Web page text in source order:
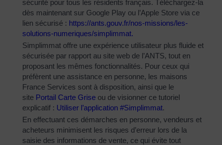
sécurité pour tous les résidents français. Téléchargez-la
dès maintenant sur Google Play ou l’Apple Store via ce
lien sécurisé : https://ants.gouv.fr/nos-missions/les-
solutions-numeriques/simplimmat.
Simplimmat offre une expérience utilisateur plus fluide et
sécurisée par rapport au site web de l’ANTS, tout en
proposant les mêmes fonctionnalités. Pour ceux qui
préfèrent une assistance en personne, les maisons
France Services sont à disposition, ainsi que le
site Portail Carte Grise ou de visionner ce tutoriel
explicatif : Utiliser l’application #Simplimmat.
En effectuant ces démarches en personne, vendeurs et
acheteurs minimisent les risques d’erreur lors de la
saisie des informations de vente, ce qui évite tout